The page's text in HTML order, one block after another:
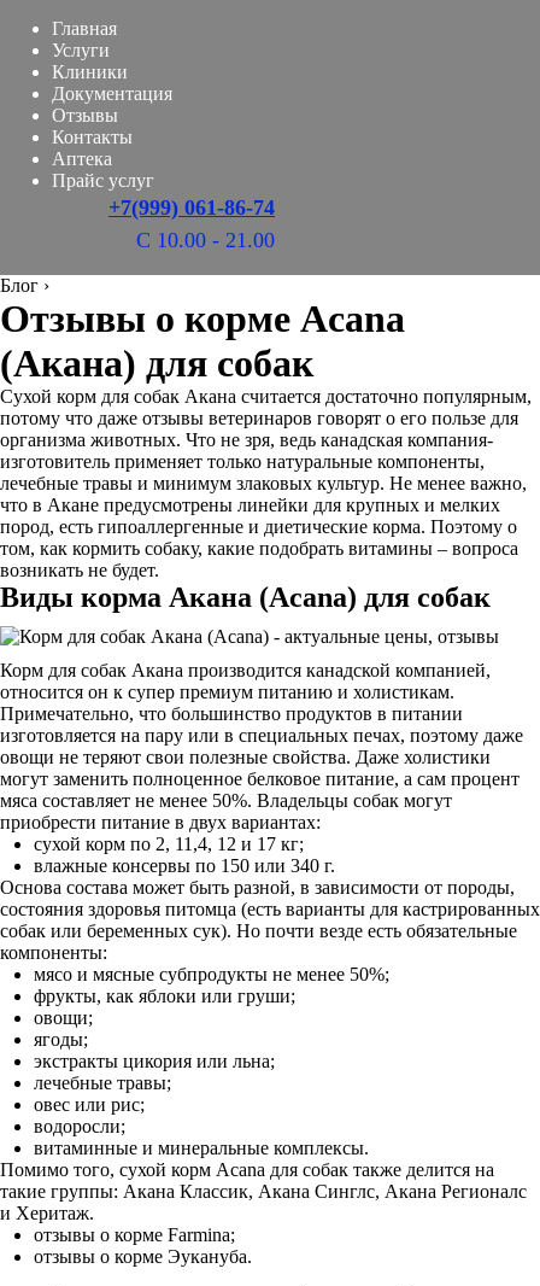
Главная
Услуги
Клиники
Документация
Отзывы
Контакты
Аптека
Прайс услуг
+7(999) 061-86-74
С 10.00 - 21.00
Блог ›
Отзывы о корме Acana
(Акана) для собак
Сухой корм для собак Акана считается достаточно популярным,
потому что даже отзывы ветеринаров говорят о его пользе для
организма животных. Что не зря, ведь канадская компания-
изготовитель применяет только натуральные компоненты,
лечебные травы и минимум злаковых культур. Не менее важно,
что в Акане предусмотрены линейки для крупных и мелких
пород, есть гипоаллергенные и диетические корма. Поэтому о
том, как кормить собаку, какие подобрать витамины – вопроса
возникать не будет.
Виды корма Акана (Acana) для собак
Корм для собак Акана производится канадской компанией,
относится он к супер премиум питанию и холистикам.
Примечательно, что большинство продуктов в питании
изготовляется на пару или в специальных печах, поэтому даже
овощи не теряют свои полезные свойства. Даже холистики
могут заменить полноценное белковое питание, а сам процент
мяса составляет не менее 50%. Владельцы собак могут
приобрести питание в двух вариантах:
сухой корм по 2, 11,4, 12 и 17 кг;
влажные консервы по 150 или 340 г.
Основа состава может быть разной, в зависимости от породы,
состояния здоровья питомца (есть варианты для кастрированных
собак или беременных сук). Но почти везде есть обязательные
компоненты:
мясо и мясные субпродукты не менее 50%;
фрукты, как яблоки или груши;
овощи;
ягоды;
экстракты цикория или льна;
лечебные травы;
овес или рис;
водоросли;
витаминные и минеральные комплексы.
Помимо того, сухой корм Acana для собак также делится на
такие группы: Акана Классик, Акана Синглс, Акана Регионалс
и Херитаж.
отзывы о корме Farmina;
отзывы о корме Эукануба.